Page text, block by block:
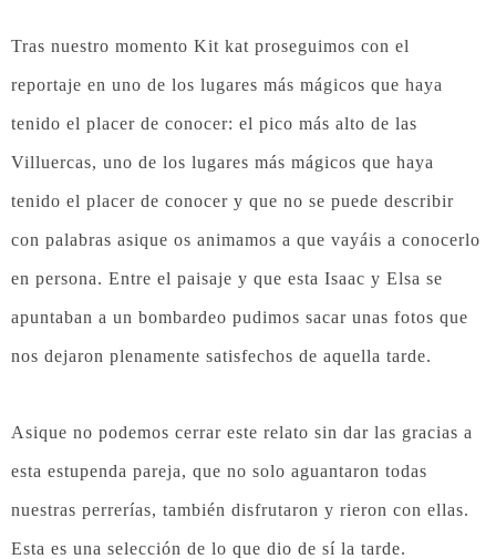
Tras nuestro momento Kit kat proseguimos con el
reportaje en uno de los lugares más mágicos que haya
tenido el placer de conocer: el pico más alto de las
Villuercas, uno de los lugares más mágicos que haya
tenido el placer de conocer y que no se puede describir
con palabras asique os animamos a que vayáis a conocerlo
en persona. Entre el paisaje y que esta Isaac y Elsa se
apuntaban a un bombardeo pudimos sacar unas fotos que
nos dejaron plenamente satisfechos de aquella tarde.
Asique no podemos cerrar este relato sin dar las gracias a
esta estupenda pareja, que no solo aguantaron todas
nuestras perrerías, también disfrutaron y rieron con ellas.
Esta es una selección de lo que dio de sí la tarde.